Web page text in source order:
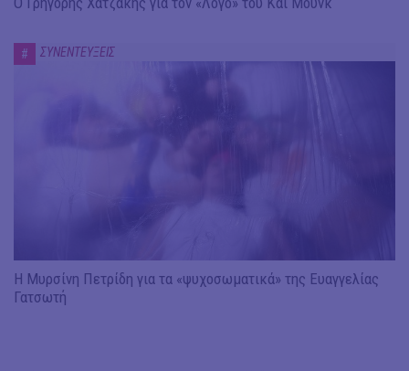
# ΣΥΝΕΝΤΕΥΞΕΙΣ
Η Μυρσίνη Πετρίδη για τα «ψυχοσωματικά» της Ευαγγελίας
Γατσωτή